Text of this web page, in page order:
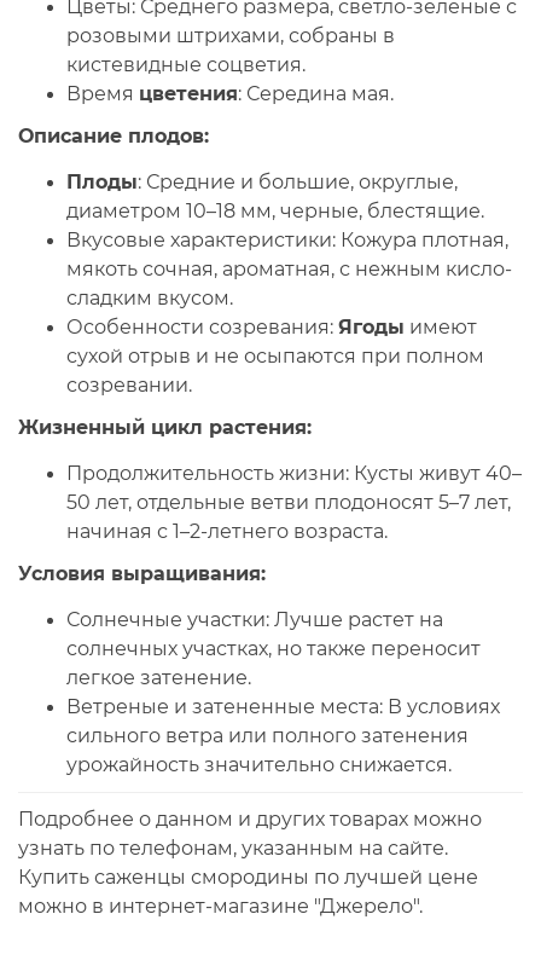
Цветы: Среднего размера, светло-зеленые с
розовыми штрихами, собраны в
кистевидные соцветия.
Время цветения: Середина мая.
Описание плодов:
Плоды: Средние и большие, округлые,
диаметром 10–18 мм, черные, блестящие.
Вкусовые характеристики: Кожура плотная,
мякоть сочная, ароматная, с нежным кисло-
сладким вкусом.
Особенности созревания: Ягоды имеют
сухой отрыв и не осыпаются при полном
созревании.
Жизненный цикл растения:
Продолжительность жизни: Кусты живут 40–
50 лет, отдельные ветви плодоносят 5–7 лет,
начиная с 1–2-летнего возраста.
Условия выращивания:
Солнечные участки: Лучше растет на
солнечных участках, но также переносит
легкое затенение.
Ветреные и затененные места: В условиях
сильного ветра или полного затенения
урожайность значительно снижается.
Подробнее о данном и других товарах можно
узнать по телефонам, указанным на сайте.
Купить саженцы смородины по лучшей цене
можно в интернет-магазине "Джерело".